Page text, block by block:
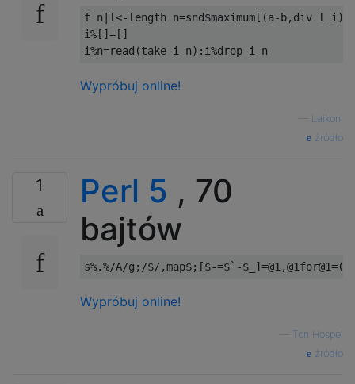
f n l<-length n=snd$maximum [(a- b, div l i )|
i%[]=[]
i%n=read (take i n): i%drop i n
Wypróbuj online!
Laikoni
źródło
1 Perl 5 , 70
bajtów
s%.%/A/g ; /$/ ,map$;[$-=$`-
Wypróbuj online!
Ton Hospel
źródło